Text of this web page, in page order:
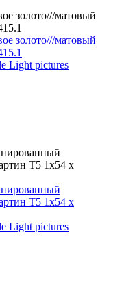
Light pictures
Light pictures